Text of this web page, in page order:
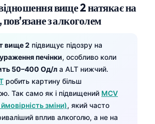
вище 2 натякає на
з алкоголем
вище 2 підвищує підозру на
печінки, особливо коли
50–400 Од/л а ALT нижчий.
робить картину більш
Так само як і підвищений MCV
зміни), який часто
вплив алкоголю, а не на